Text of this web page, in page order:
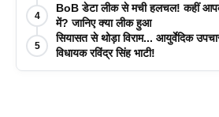
4
BoB डेटा लीक से मची हलचल! कहीं
में? जानिए क्या लीक हुआ
5
सियासत से थोड़ा विराम... आयुर्वेदिक
विधायक रविंद्र सिंह भाटी!